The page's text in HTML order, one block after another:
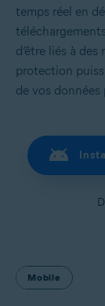
temps réel en
d’être liés à
protection
de vos données
Mobile